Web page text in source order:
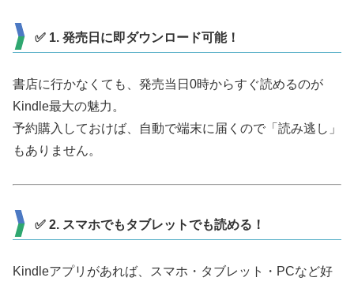
✅ 1. 発売日に即ダウンロード可能！
書店に行かなくても、発売当日0時からすぐ読めるのが
Kindle最大の魅力。
予約購入しておけば、自動で端末に届くので「読み逃し」
もありません。
✅ 2. スマホでもタブレットでも読める！
Kindleアプリがあれば、スマホ・タブレット・PCなど好